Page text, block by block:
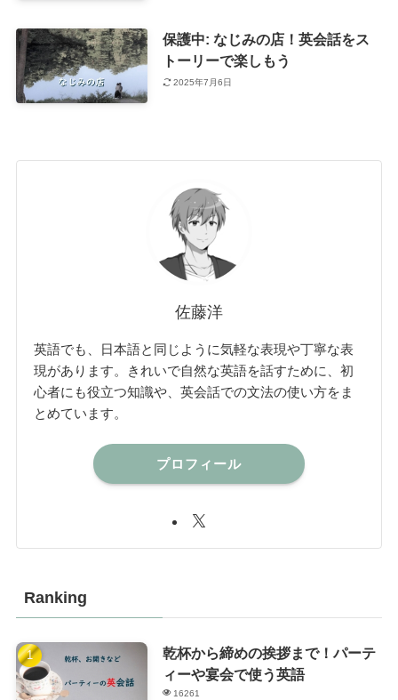
保護中: なじみの店！英会話をス
トーリーで楽しもう
2025年7月6日
佐藤洋
英語でも、日本語と同じように気軽な表現や丁寧な表
現があります。きれいで自然な英語を話すために、初
心者にも役立つ知識や、英会話での文法の使い方をま
とめています。
プロフィール
Ranking
乾杯から締めの挨拶まで！パーテ
ィーや宴会で使う英語
16261